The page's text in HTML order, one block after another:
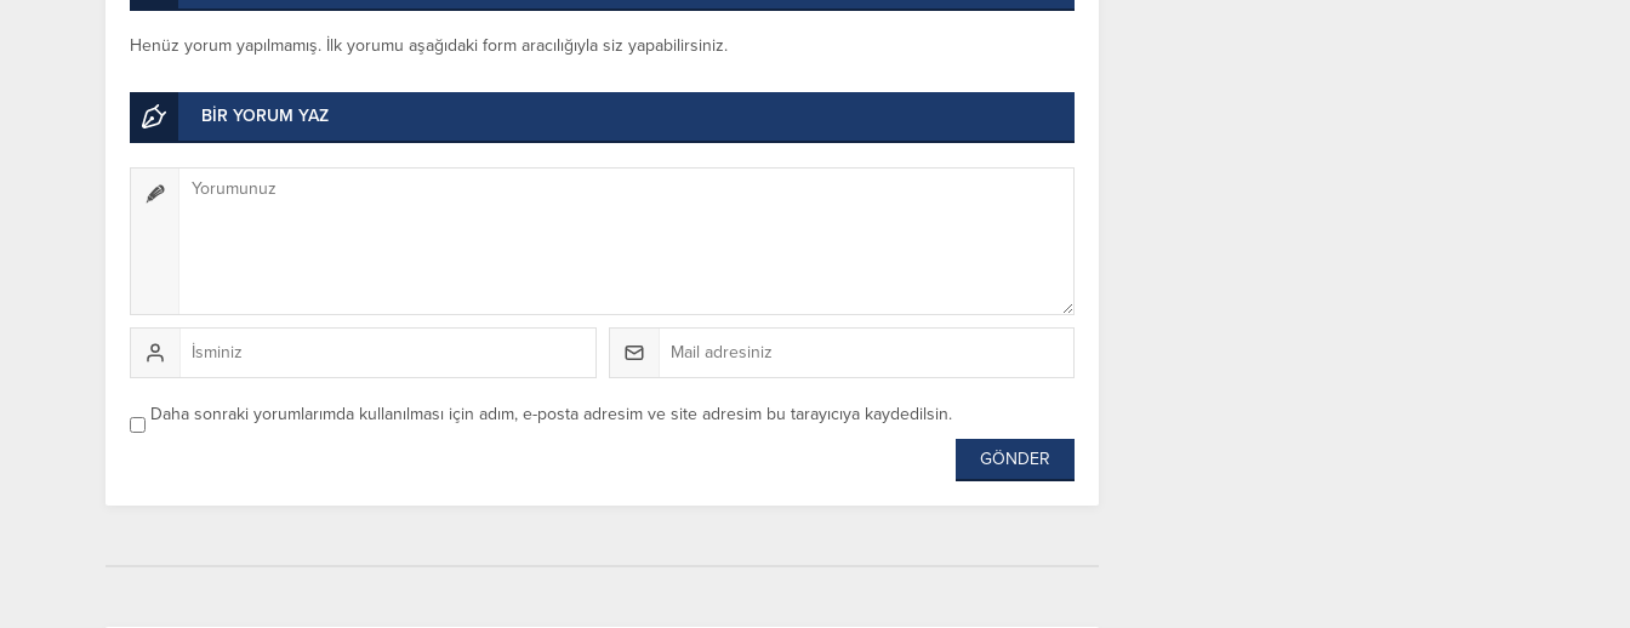
Henüz yorum yapılmamış. İlk yorumu aşağıdaki form aracılığıyla siz yapabilirsiniz.
BİR YORUM YAZ
Daha sonraki yorumlarımda kullanılması için adım, e-posta adresim ve site adresim bu tarayıcıya kaydedilsin.